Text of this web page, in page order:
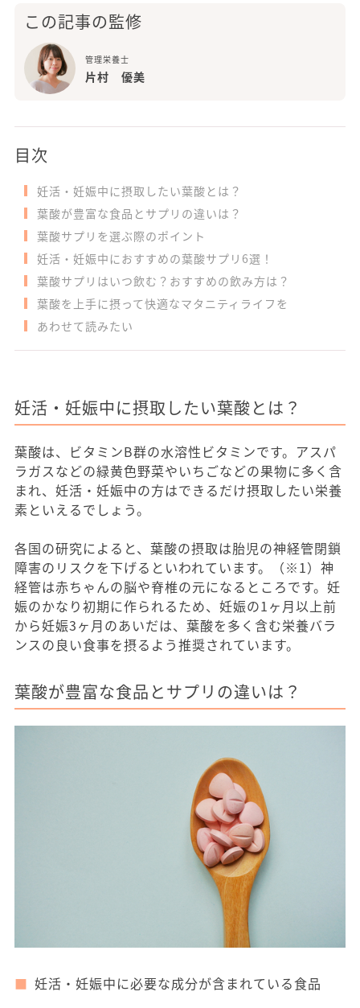
この記事の監修
管理栄養士
片村 優美
目次
妊活・妊娠中に摂取したい葉酸とは？
葉酸が豊富な食品とサプリの違いは？
葉酸サプリを選ぶ際のポイント
妊活・妊娠中におすすめの葉酸サプリ6選！
葉酸サプリはいつ飲む？おすすめの飲み方は？
葉酸を上手に摂って快適なマタニティライフを
あわせて読みたい
妊活・妊娠中に摂取したい葉酸とは？
葉酸は、ビタミンB群の水溶性ビタミンです。アスパ
ラガスなどの緑黄色野菜やいちごなどの果物に多く含
まれ、妊活・妊娠中の方はできるだけ摂取したい栄養
素といえるでしょう。
各国の研究によると、葉酸の摂取は胎児の神経管閉鎖
障害のリスクを下げるといわれています。（※1）神
経管は赤ちゃんの脳や脊椎の元になるところです。妊
娠のかなり初期に作られるため、妊娠の1ヶ月以上前
から妊娠3ヶ月のあいだは、葉酸を多く含む栄養バラ
ンスの良い食事を摂るよう推奨されています。
葉酸が豊富な食品とサプリの違いは？
妊活・妊娠中に必要な成分が含まれている食品